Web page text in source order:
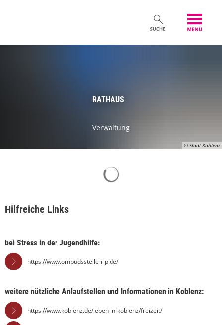
© Stadt Koblenz
RATHAUS
Verwaltung
Hilfreiche Links
bei Stress in der Jugendhilfe:
https://www.ombudsstelle-rlp.de/
weitere nützliche Anlaufstellen und Informationen in Koblenz:
https://www.koblenz.de/leben-in-koblenz/freizeit/